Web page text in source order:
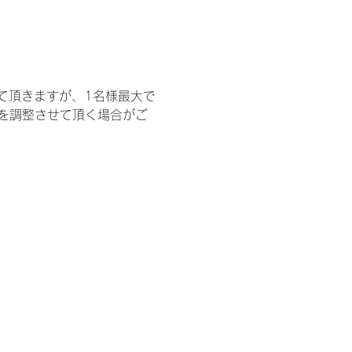
頂きますが、1名様最大で
調整させて頂く場合がご